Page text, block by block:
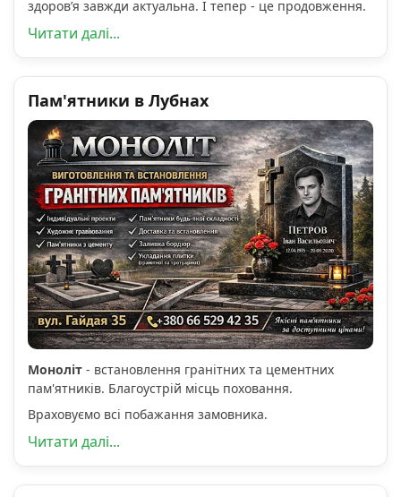
здоров’я завжди актуальна. І тепер - це продовження.
Читати далі...
Пам'ятники в Лубнах
Моноліт - встановлення гранітних та цементних
пам'ятників. Благоустрій місць поховання.
Враховуємо всі побажання замовника.
Читати далі...